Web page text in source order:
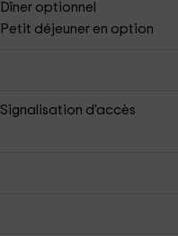
Dîner optionnel
Petit déjeuner en option
Signalisation d'accès